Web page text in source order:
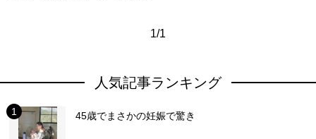
1/1
人気記事ランキング
45歳でまさかの妊娠で驚き